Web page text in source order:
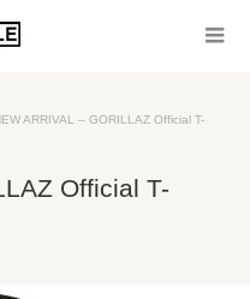
ARRIVAL – GORILLAZ Official T-
Official T-